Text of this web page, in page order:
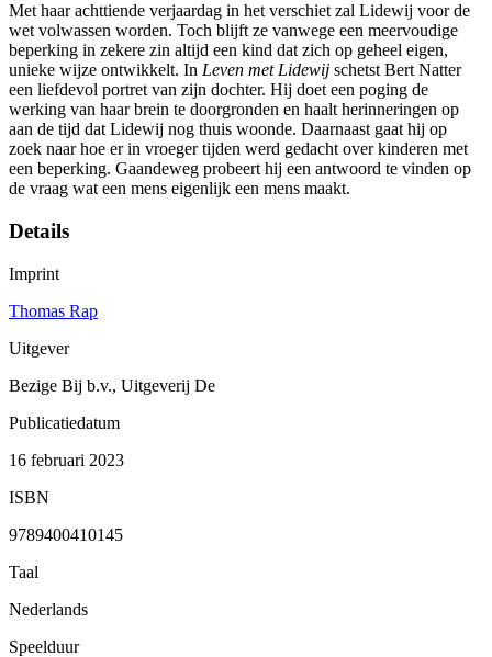
Met haar achttiende verjaardag in het verschiet zal Lidewij voor de
wet volwassen worden. Toch blijft ze vanwege een meervoudige
beperking in zekere zin altijd een kind dat zich op geheel eigen,
unieke wijze ontwikkelt. In Leven met Lidewij schetst Bert Natter
een liefdevol portret van zijn dochter. Hij doet een poging de
werking van haar brein te doorgronden en haalt herinneringen op
aan de tijd dat Lidewij nog thuis woonde. Daarnaast gaat hij op
zoek naar hoe er in vroeger tijden werd gedacht over kinderen met
een beperking. Gaandeweg probeert hij een antwoord te vinden op
de vraag wat een mens eigenlijk een mens maakt.
Details
Imprint
Thomas Rap
Uitgever
Bezige Bij b.v., Uitgeverij De
Publicatiedatum
16 februari 2023
ISBN
9789400410145
Taal
Nederlands
Speelduur